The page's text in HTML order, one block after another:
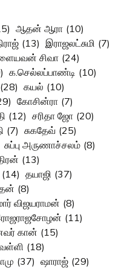
ஆதன் ஆரா (10)
(13) இராஜலட்சுமி (7)
சிவா (24)
க.செல்லப்பாண்டி (10)
(28) கயல் (10)
கோசின்ரா (7)
(12) சரிதா ஜோ (20)
(7) சுகதேவ் (25)
சுப்பு அருணாச்சலம் (8)
(13)
(14) தயாஜி (37)
(8)
விஜயராமன் (8)
(11)
கான் (15)
(18)
(37) ஷாராஜ் (29)